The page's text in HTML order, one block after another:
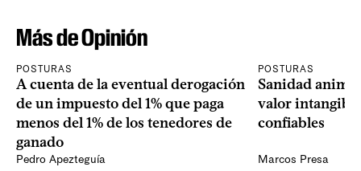
Más de Opinión
POSTURAS
A cuenta de la eventual derogación
de un impuesto del 1% que paga
menos del 1% de los tenedores de
ganado
Pedro Apezteguía
POSTURAS
Sanidad
valor
confiables
Marcos Presa